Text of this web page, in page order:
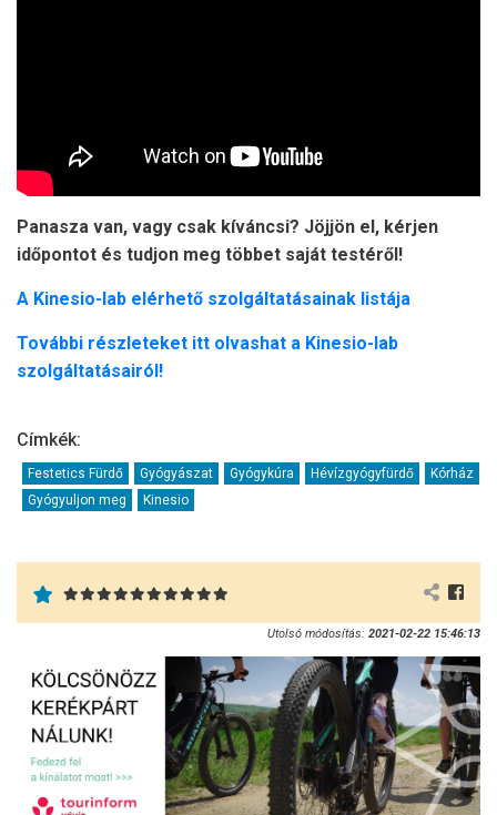
Panasza van, vagy csak kíváncsi? Jöjjön el, kérjen
időpontot és tudjon meg többet saját testéről!
A Kinesio-lab elérhető szolgáltatásainak listája
További részleteket itt olvashat a Kinesio-lab
szolgáltatásairól!
Címkék:
Festetics Fürdő Gyógyászat Gyógykúra Hévízgyógyfürdő
Kórház
Gyógyuljon meg
Kinesio
Utolsó módosítás: 2021-02-22 15:46:13